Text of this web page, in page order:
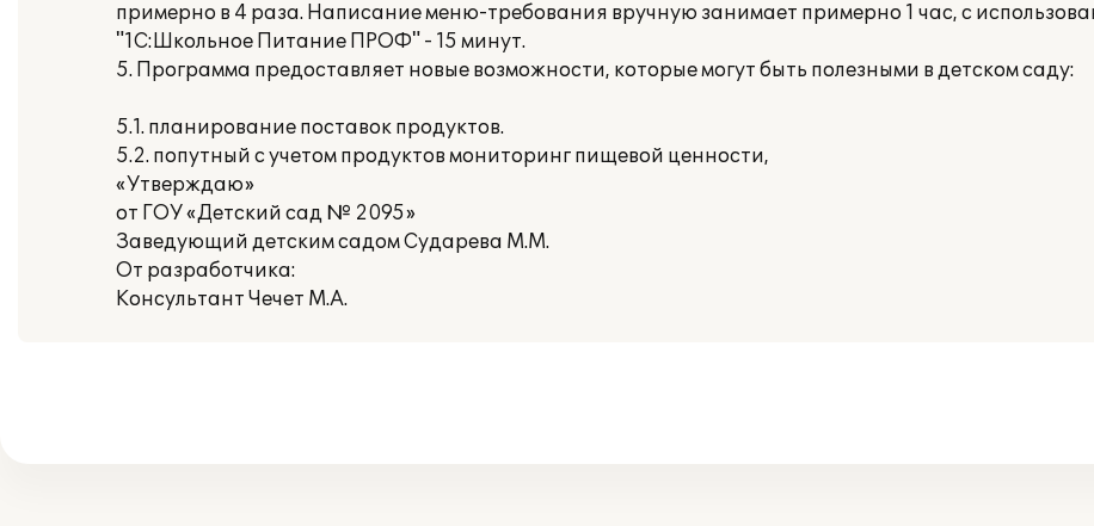
примерно в 4 раза. Написание меню-требования вручную занимает примерно 1 час, с
"1С:Школьное Питание ПРОФ" - 15 минут.
5. Программа предоставляет новые возможности, которые могут быть полезными в детском саду:
5.1. планирование поставок продуктов.
5.2. попутный с учетом продуктов мониторинг пищевой ценности,
«Утверждаю»
от ГОУ «Детский сад № 2095»
Заведующий детским садом Сударева М.М.
От разработчика:
Консультант Чечет М.А.